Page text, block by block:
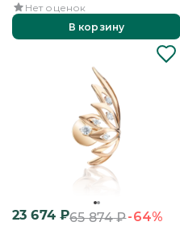
с фианитом
Нет оценок
В корзину
23 674₽65 874₽-64%